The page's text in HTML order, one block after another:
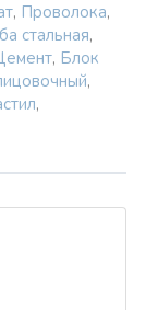
, Проволока,
стальная,
, Блок
,
,